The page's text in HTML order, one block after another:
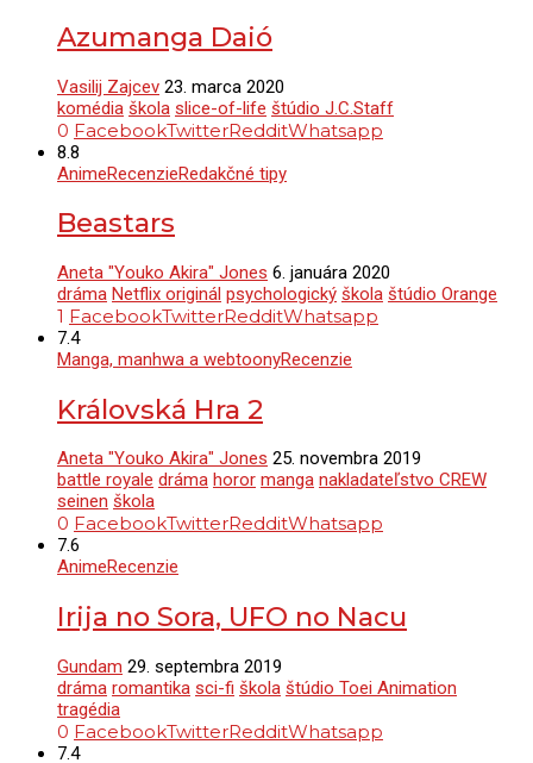
Azumanga Daió
Vasilij Zajcev 23. marca 2020
komédia škola slice-of-life štúdio J.C.Staff
0 FacebookTwitterRedditWhatsapp
8.8
AnimeRecenzieRedakčné tipy
Beastars
Aneta "Youko Akira" Jones 6. januára 2020
dráma Netflix originál psychologický škola štúdio Orange
1 FacebookTwitterRedditWhatsapp
7.4
Manga, manhwa a webtoonyRecenzie
Královská Hra 2
Aneta "Youko Akira" Jones 25. novembra 2019
battle royale dráma horor manga nakladateľstvo CREW
seinen škola
0 FacebookTwitterRedditWhatsapp
7.6
AnimeRecenzie
Irija no Sora, UFO no Nacu
Gundam 29. septembra 2019
dráma romantika sci-fi škola štúdio Toei Animation
tragédia
0 FacebookTwitterRedditWhatsapp
7.4